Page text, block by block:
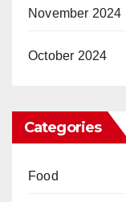
November 2024
October 2024
Categories
Food